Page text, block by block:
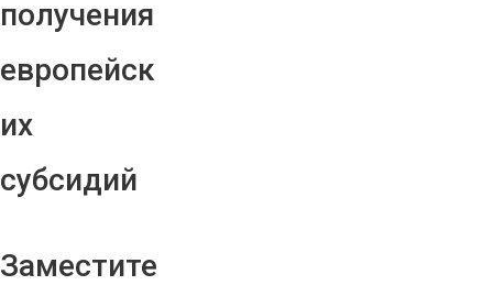
получения
европейск
их
субсидий
Заместите